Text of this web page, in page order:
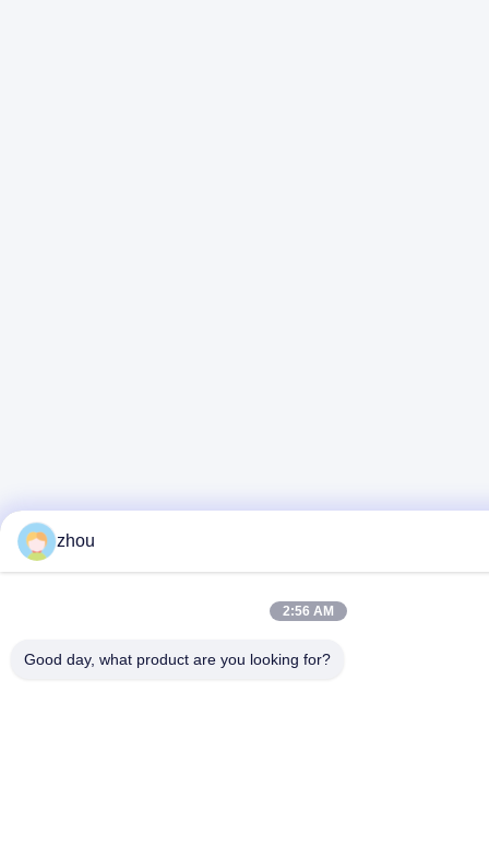
zhou
2:56 AM
Good day, what product are you looking for?